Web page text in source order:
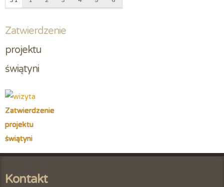
Zatwierdzenie
projektu
świątyni
Zatwierdzenie
projektu
świątyni
Kontakt